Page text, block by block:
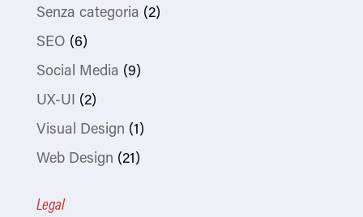
Senza categoria (2)
SEO (6)
Social Media (9)
UX-UI (2)
Visual Design (1)
Web Design (21)
Legal